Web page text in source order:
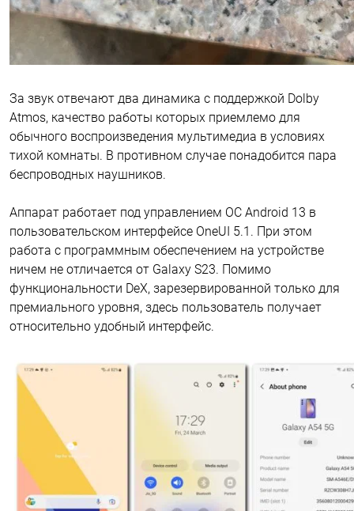
За звук отвечают два динамика с поддержкой Dolby
Atmos, качество работы которых приемлемо для
обычного воспроизведения мультимедиа в условиях
тихой комнаты. В противном случае понадобится пара
беспроводных наушников.
Аппарат работает под управлением ОС Android 13 в
пользовательском интерфейсе OneUI 5.1. При этом
работа с программным обеспечением на устройстве
ничем не отличается от Galaxy S23. Помимо
функциональности DeX, зарезервированной только для
премиального уровня, здесь пользователь получает
относительно удобный интерфейс.